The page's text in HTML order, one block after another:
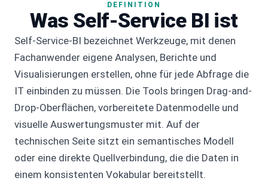
DEFINITION
Was Self-Service BI ist
Self-Service-BI bezeichnet Werkzeuge, mit denen
Fachanwender eigene Analysen, Berichte und
Visualisierungen erstellen, ohne für jede Abfrage die
IT einbinden zu müssen. Die Tools bringen Drag-and-
Drop-Oberflächen, vorbereitete Datenmodelle und
visuelle Auswertungsmuster mit. Auf der
technischen Seite sitzt ein semantisches Modell
oder eine direkte Quellverbindung, die die Daten in
einem konsistenten Vokabular bereitstellt.